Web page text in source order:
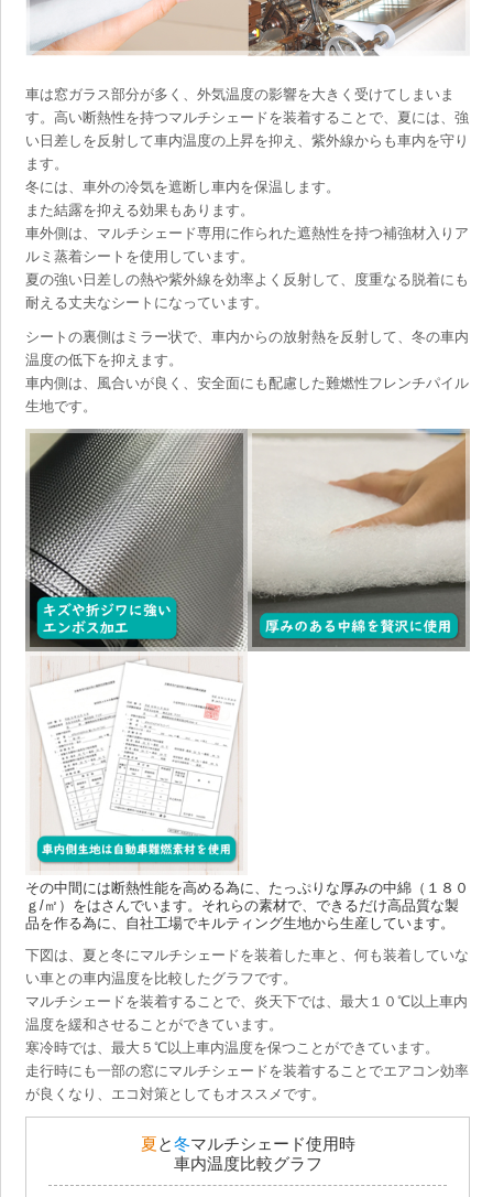
車は窓ガラス部分が多く、外気温度の影響を大きく受けてしまいま
す。高い断熱性を持つマルチシェードを装着することで、夏には、強
い日差しを反射して車内温度の上昇を抑え、紫外線からも車内を守り
ます。
冬には、車外の冷気を遮断し車内を保温します。
また結露を抑える効果もあります。
車外側は、マルチシェード専用に作られた遮熱性を持つ補強材入りア
ルミ蒸着シートを使用しています。
夏の強い日差しの熱や紫外線を効率よく反射して、度重なる脱着にも
耐える丈夫なシートになっています。
シートの裏側はミラー状で、車内からの放射熱を反射して、冬の車内
温度の低下を抑えます。
車内側は、風合いが良く、安全面にも配慮した難燃性フレンチパイル
生地です。
その中間には断熱性能を高める為に、たっぷりな厚みの中綿（１８０
ｇ/㎡）をはさんでいます。それらの素材で、できるだけ高品質な製
品を作る為に、自社工場でキルティング生地から生産しています。
下図は、夏と冬にマルチシェードを装着した車と、何も装着していな
い車との車内温度を比較したグラフです。
マルチシェードを装着することで、炎天下では、最大１０℃以上車内
温度を緩和させることができています。
寒冷時では、最大５℃以上車内温度を保つことができています。
走行時にも一部の窓にマルチシェードを装着することでエアコン効率
が良くなり、エコ対策としてもオススメです。
夏と冬マルチシェード使用時
車内温度比較グラフ